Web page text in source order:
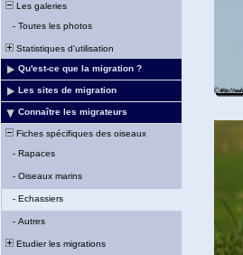
Les galeries
- Toutes les photos
Statistiques d'utilisation
Qu'est-ce que la migration ?
Les sites de migration
Connaître les migrateurs
Fiches spécifiques des oiseaux
- Rapaces
- Oiseaux marins
- Echassiers
- Autres
Etudier les migrations